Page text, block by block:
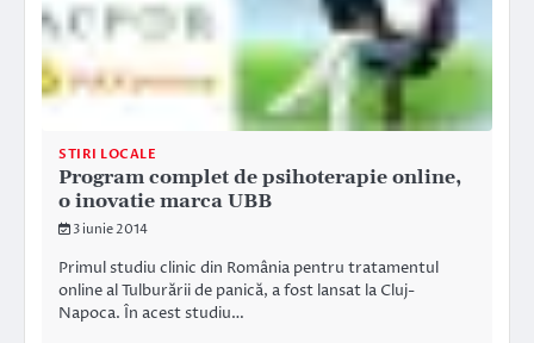
STIRI LOCALE
Program complet de psihoterapie online,
o inovatie marca UBB
3 iunie 2014
Primul studiu clinic din România pentru tratamentul
online al Tulburării de panică, a fost lansat la Cluj-
Napoca. În acest studiu…